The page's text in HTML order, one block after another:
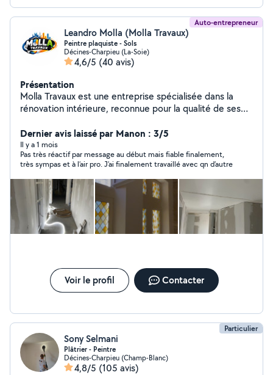
Auto-entrepreneur
Leandro Molla (Molla Travaux)
Peintre plaquiste - Sols
Décines-Charpieu (La-Soie)
4,6/5 (40 avis)
Présentation
Molla Travaux est une entreprise spécialisée dans la
rénovation intérieure, reconnue pour la qualité de ses
réalisons vos travaux de placo, cloisons, doublages, faux
plafonds, isolation thermique et phonique, bandes à
joint, ratissage, enduits, peinture intérieure, pose de
parquet, revêtements de sols et murs, carrelage,
portes, finitions et bien plus encore. En complément de
notre savoir-faire, nous avons développé notre propre
plateforme numérique équipée d'un assistant IA,
permettant d'obtenir une estimation ou un devis
instantané, gratuit et sans engagement, de suivre
vos travaux, de la demande de devis jusqu'à la
réalisation du chantier, Rendez nous visite sur notre
plateforme web pour en savoir plus !
Dernier avis laissé par Manon : 3/5
Il y a 1 mois
Pas très réactif par message au début mais fiable finalement,
très sympas et à l’air pro. J’ai finalement travaillé avec qn d’autre
Voir le profil Contacter
Particulier
Sony Selmani
Plâtrier - Peintre
Décines-Charpieu (Champ-Blanc)
4,8/5 (105 avis)